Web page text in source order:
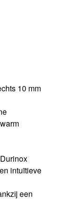
10 mm
intuïtieve
een